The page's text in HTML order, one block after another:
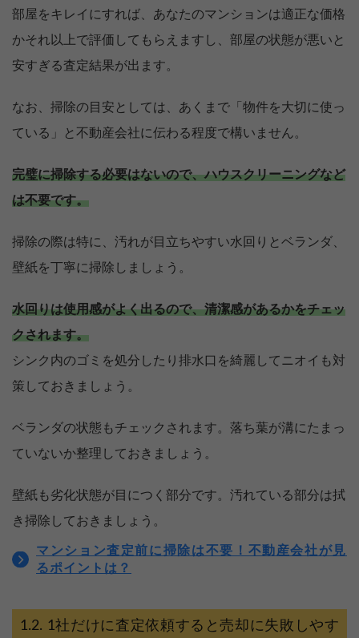
部屋をキレイにすれば、あなたのマンションは適正な価格
かそれ以上で評価してもらえますし、部屋の状態が悪いと
安すぎる査定結果が出ます。
なお、掃除の目安としては、あくまで「物件を大切に使っ
ている」と不動産会社に伝わる程度で構いません。
完璧に掃除する必要はないので、ハウスクリーニングなど
は不要です。
掃除の際は特に、汚れが目立ちやすい水回りとベランダ、
壁紙を丁寧に掃除しましょう。
水回りは使用感がよく出るので、清潔感があるかをチェッ
クされます。
シンク内のゴミを処分したり排水口を綺麗してニオイも対
策しておきましょう。
ベランダの状態もチェックされます。落ち葉が溝にたまっ
ていないか整理しておきましょう。
壁紙も劣化状態が目につく部分です。汚れている部分は拭
き掃除しておきましょう。
マンション査定前に掃除は不要！不動産会社が見
るポイントは？
1社だけに査定依頼すると売却に失敗しやす